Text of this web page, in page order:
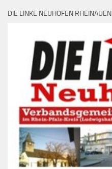
DIE LINKE NEUHOFEN RHEINAUEN